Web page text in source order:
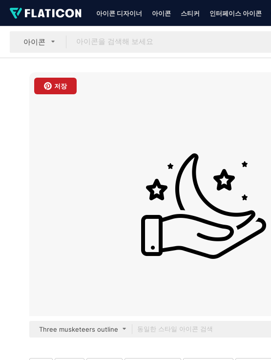
아이콘 디자이너 아이콘 스티커 인터페이스 아이콘
아이콘
저장
Three musketeers outline